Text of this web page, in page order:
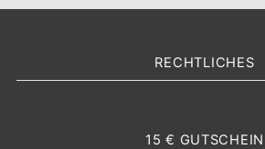
RECHTLICHES
15 € GUTSCHEIN